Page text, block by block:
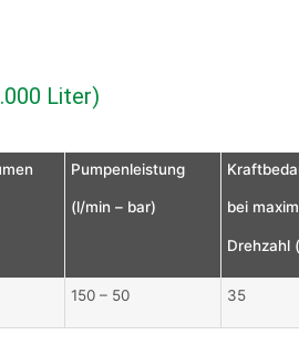
Liter)
Pumpenleistung
(l/min – bar) bei
Drehzahl
150 – 50 35